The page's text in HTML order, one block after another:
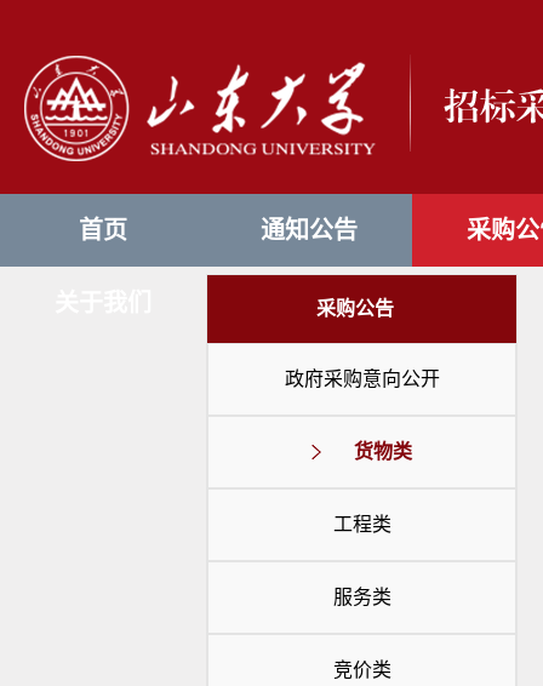
首页 通知公告 采购
采购公告
政府采购意向公开
货物类
工程类
服务类
竞价类